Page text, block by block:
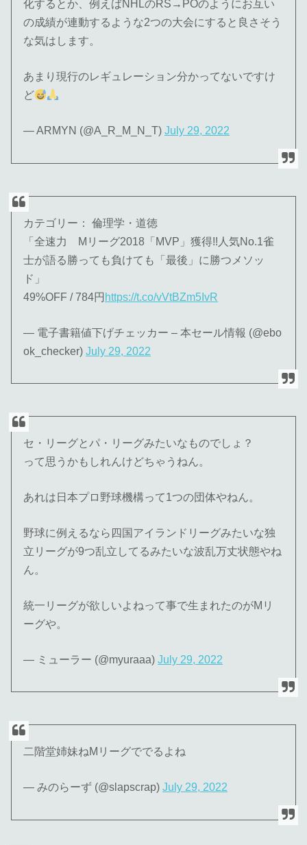
化するとか、例えばNHLのRS→POのようにお互い
の成績が連動するような2つの大会にすると良さそう
な気はします。
あまり現行のレギュレーション分かってないですけ
ど
— ARMYN (@A_R_M_N_T)July 29, 2022
カテゴリー： 倫理学・道徳
「全速力 Mリーグ2018「MVP」獲得!!人気No.1雀
士が語る勝っても負けても「最後」に勝つメソッ
ド」
49%OFF / 784円 https://t.co/vVtBZm5IvR
— 電子書籍値下げチェッカー – 本セール情報 (@ebo
ok_checker)July 29, 2022
セ・リーグとパ・リーグみたいなものでしょ？
って思うかもしれんけどちゃうねん。
あれは日本プロ野球機構って1つの団体やねん。
野球に例えるなら四国アイランドリーグみたいな独
立リーグが9つ乱立してるみたいな波乱万丈状態やね
ん。
統一リーグが欲しいよねって事で生まれたのがMリ
ーグや。
— ミューラー (@myuraaa)July 29, 2022
二階堂姉妹ねMリーグででるよね
— みのらーず (@slapscrap)July 29, 2022